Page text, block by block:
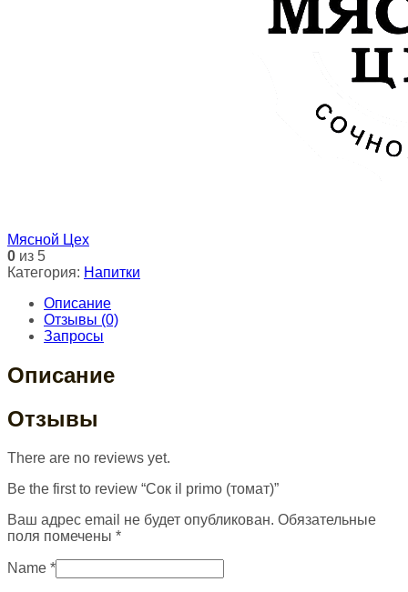
Мясной Цех
0 из 5
Категория: Напитки
Описание
Отзывы (0)
Запросы
Описание
Отзывы
There are no reviews yet.
Be the first to review “Сок il primo (томат)”
Ваш адрес email не будет опубликован. Обязательные
поля помечены *
Name *